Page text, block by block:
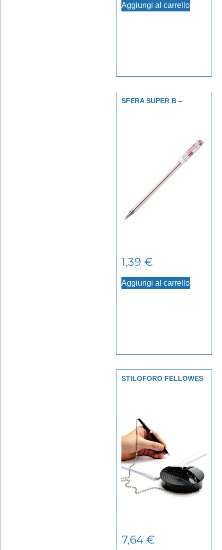
Aggiungi al carrello
SFERA SUPER B –
1,39 €
Aggiungi al carrello
STILOFORO FELLOWES
7,64 €